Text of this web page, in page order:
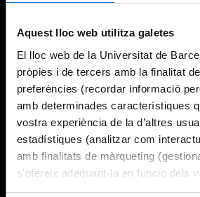
Aquest lloc web utilitza galetes
El lloc web de la Universitat de
pròpies i de tercers amb la finalitat
preferències (recordar informació
amb determinades característiques
vostra experiència de la d’altres
estadístiques (analitzar com
amb finalitats de màrqueting
s’ofereix adequant-la en funció dels
navegació). Per obtenir més